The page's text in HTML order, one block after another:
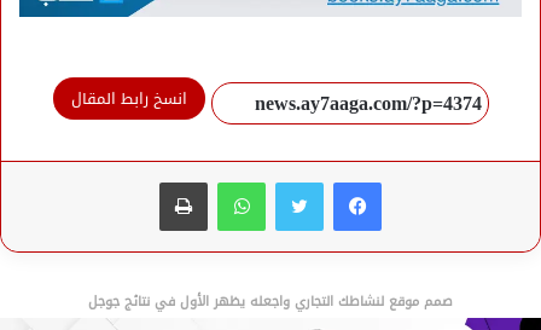
انسخ رابط المقال
فيسبوك واتساب
صمم موقع لنشاطك التجاري واجعله يظهر الأول في نتائج جوجل